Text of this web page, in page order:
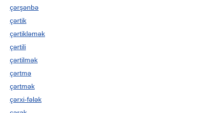
çərşənbə
çərtik
çərtikləmək
çərtili
çərtilmək
çərtmə
çərtmək
çərxi-fələk